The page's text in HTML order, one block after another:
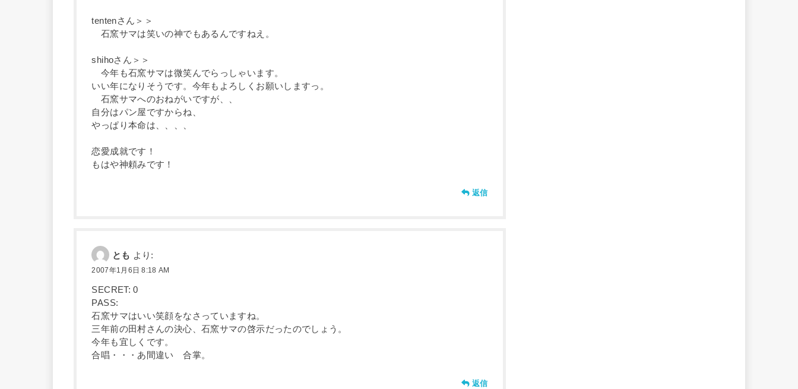
tentenさん＞＞
石窯サマは笑いの神でもあるんですねえ。
shihoさん＞＞
今年も石窯サマは微笑んでらっしゃいます。
いい年になりそうです。今年もよろしくお願いしますっ。
石窯サマへのおねがいですが、、
自分はパン屋ですからね、
やっぱり本命は、、、、
恋愛成就です！
もはや神頼みです！
返信
とも より:
2007年1月6日 8:18 AM
SECRET: 0
PASS:
石窯サマはいい笑顔をなさっていますね。
三年前の田村さんの決心、石窯サマの啓示だったのでしょう。
今年も宜しくです。
合唱・・・あ間違い 合掌。
返信